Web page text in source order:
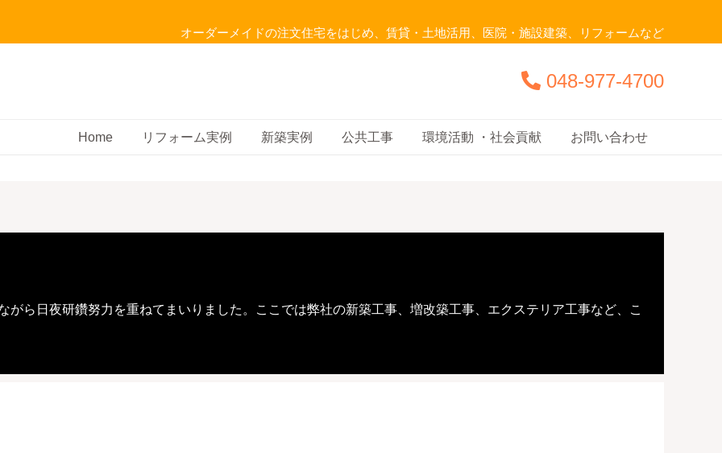
オーダーメイドの注文住宅をはじめ、賃貸・土地活用、医院・施設建築、リフォームなど
048-977-4700
Home リフォーム実例 新築実例 公共工事 環境活動 ・社会貢献 お問い合わせ
がら日夜研鑽努力を重ねてまいりました。ここでは弊社の新築工事、増改築工事、エクステリア工事など、こ